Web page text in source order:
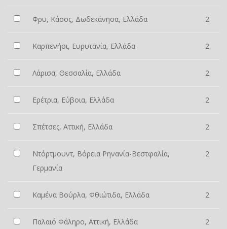
Φρυ, Κάσος, Δωδεκάνησα, Ελλάδα 2
Καρπενήσι, Ευρυτανία, Ελλάδα 2
Λάρισα, Θεσσαλία, Ελλάδα 2
Ερέτρια, Εύβοια, Ελλάδα 2
Σπέτσες, Αττική, Ελλάδα 2
Ντόρτμουντ, Βόρεια Ρηνανία-Βεστφαλία,
Γερμανία
2
Καμένα Βούρλα, Φθιώτιδα, Ελλάδα 2
Παλαιό Φάληρο, Αττική, Ελλάδα 2